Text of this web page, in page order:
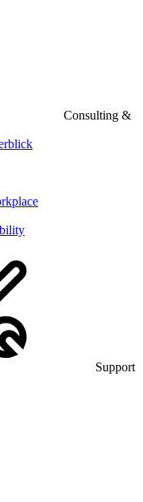
Consulting &
Support